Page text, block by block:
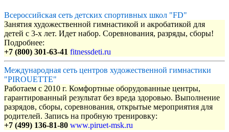
Всероссийская сеть детских спортивных школ "FD"
Занятия художественной гимнастикой и акробатикой для
детей с 3-х лет. Идет набор. Соревнования, разряды, сборы!
Подробнее:
+7 (800) 301-63-41 fitnessdeti.ru
Международная сеть центров художественной гимнастики
"PIROUETTE"
Работаем с 2010 г. Комфортные оборудованные центры,
гарантированный результат без вреда здоровью. Выполнение
разрядов, сборы, соревнования, открытые мероприятия для
родителей. Запись на пробную тренировку:
+7 (499) 136-81-80 www.piruet-msk.ru